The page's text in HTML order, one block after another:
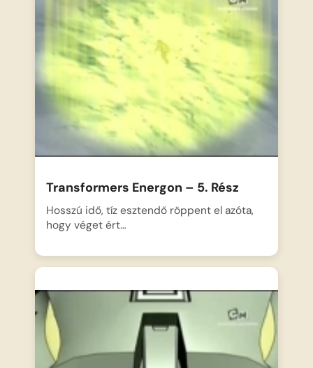
Transformers Energon – 5. Rész
Hosszú idő, tíz esztendő röppent el azóta,
hogy véget ért…